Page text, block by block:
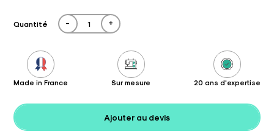
Quantité - +
Made in France Sur mesure 20 ans d'expertise
Ajouter au devis